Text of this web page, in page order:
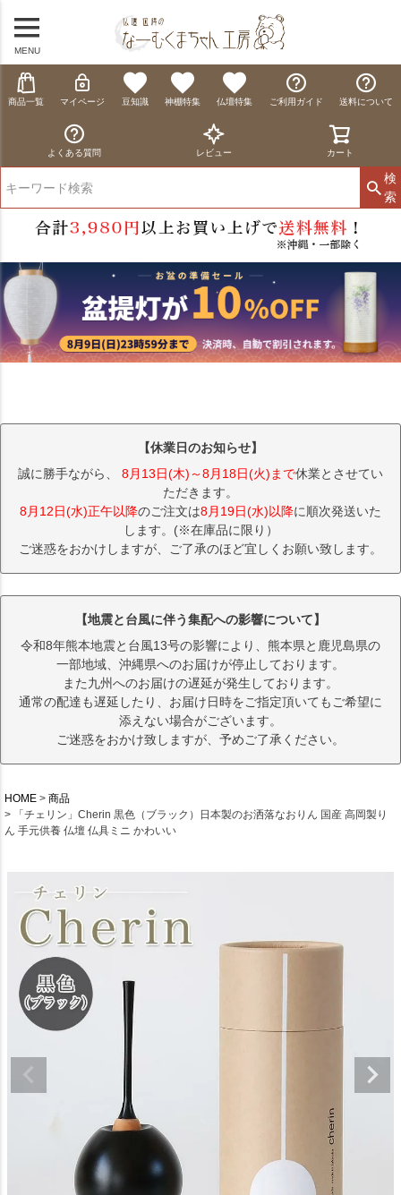
MENU
商品一覧 マイページ 豆知識 神棚特集 仏壇特集 ご利用ガイド 送料について
よくある質問 レビュー カート
検
索
【休業日のお知らせ】
誠に勝手ながら、 8月13日(木)～8月18日(火)まで休業とさせてい
ただきます。
8月12日(水)正午以降のご注文は8月19日(水)以降に順次発送いた
します。(※在庫品に限り）
ご迷惑をおかけしますが、ご了承のほど宜しくお願い致します。
【地震と台風に伴う集配への影響について】
令和8年熊本地震と台風13号の影響により、熊本県と鹿児島県の
一部地域、沖縄県へのお届けが停止しております。
また九州へのお届けの遅延が発生しております。
通常の配達も遅延したり、お届け日時をご指定頂いてもご希望に
添えない場合がございます。
ご迷惑をおかけ致しますが、予めご了承ください。
HOME
商品
「チェリン」Cherin 黒色（ブラック）日本製のお洒落なおりん 国産 高岡製り
ん 手元供養 仏壇 仏具ミニ かわいい